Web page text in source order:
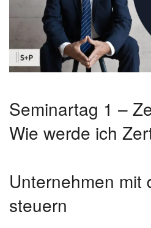
Seminartag 1 –
Wie werde ich
Unternehmen mit
steuern